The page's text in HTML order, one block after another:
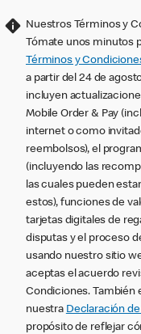
Nuestros Términos y
Tómate unos minutos
Términos y
a partir del 24 de
incluyen
Mobile Order & Pay
internet o como
reembolsos), el
(incluyendo las
las cuales pueden
estos), funciones de
tarjetas digitales de
disputas y el proceso
usando nuestro sitio
aceptas el acuerdo
Condiciones. También
nuestra Declaración
propósito de reflejar